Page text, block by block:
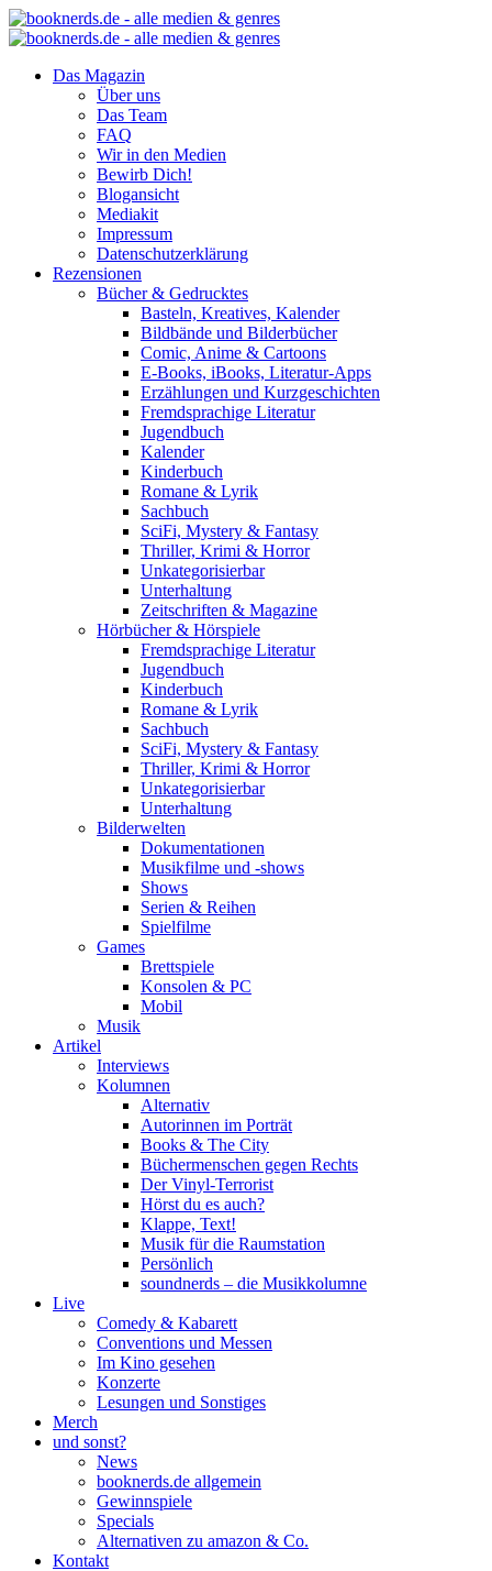
Das Magazin
Über uns
Das Team
FAQ
Wir in den Medien
Bewirb Dich!
Blogansicht
Mediakit
Impressum
Datenschutzerklärung
Rezensionen
Bücher & Gedrucktes
Basteln, Kreatives, Kalender
Bildbände und Bilderbücher
Comic, Anime & Cartoons
E-Books, iBooks, Literatur-Apps
Erzählungen und Kurzgeschichten
Fremdsprachige Literatur
Jugendbuch
Kalender
Kinderbuch
Romane & Lyrik
Sachbuch
SciFi, Mystery & Fantasy
Thriller, Krimi & Horror
Unkategorisierbar
Unterhaltung
Zeitschriften & Magazine
Hörbücher & Hörspiele
Fremdsprachige Literatur
Jugendbuch
Kinderbuch
Romane & Lyrik
Sachbuch
SciFi, Mystery & Fantasy
Thriller, Krimi & Horror
Unkategorisierbar
Unterhaltung
Bilderwelten
Dokumentationen
Musikfilme und -shows
Shows
Serien & Reihen
Spielfilme
Games
Brettspiele
Konsolen & PC
Mobil
Musik
Artikel
Interviews
Kolumnen
Alternativ
Autorinnen im Porträt
Books & The City
Büchermenschen gegen Rechts
Der Vinyl-Terrorist
Hörst du es auch?
Klappe, Text!
Musik für die Raumstation
Persönlich
soundnerds – die Musikkolumne
Live
Comedy & Kabarett
Conventions und Messen
Im Kino gesehen
Konzerte
Lesungen und Sonstiges
Merch
und sonst?
News
booknerds.de allgemein
Gewinnspiele
Specials
Alternativen zu amazon & Co.
Kontakt